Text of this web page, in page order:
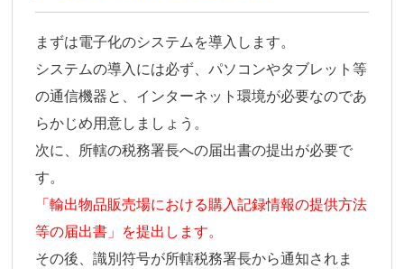
まずは電子化のシステムを導入します。
システムの導入には必ず、パソコンやタブレット等
の通信機器と、インターネット環境が必要なのであ
らかじめ用意しましょう。
次に、所轄の税務署長への届出書の提出が必要で
す。
「輸出物品販売場における購入記録情報の提供方法
等の届出書」を提出します。
その後、識別符号が所轄税務署長から通知されま